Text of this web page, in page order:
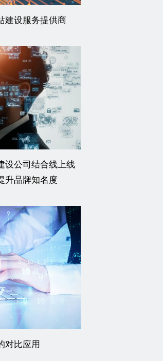
建设服务提供商
设公司结合线上线
升品牌知名度
对比应用